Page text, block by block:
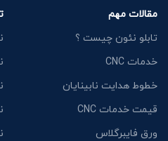
مقالات مهم
تابلو نئون چیست ؟
خدمات CNC
خطوط هدایت نابینایان
قیمت خدمات CNC
ورق فایبرگلاس